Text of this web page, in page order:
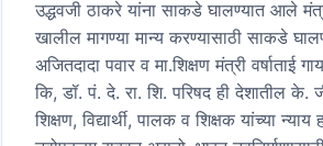
उद्धवजी ठाकरे यांना साकडे घालण्यात आले
खालील मागण्या मान्य करण्यासाठी साकडे
अजितदादा पवार व मा.शिक्षण मंत्री
कि, डॉ. पं. दे. रा. शि. परिषद ही देशातील के.
शिक्षण, विद्यार्थी, पालक व शिक्षक यांच्या